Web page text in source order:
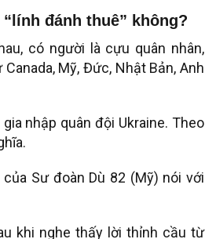
đánh thuê” không?
có người là cựu quân nhân,
Mỹ, Đức, Nhật Bản, Anh
nhập quân đội Ukraine. Theo
Sư đoàn Dù 82 (Mỹ) nói với
khi nghe thấy lời thỉnh cầu từ